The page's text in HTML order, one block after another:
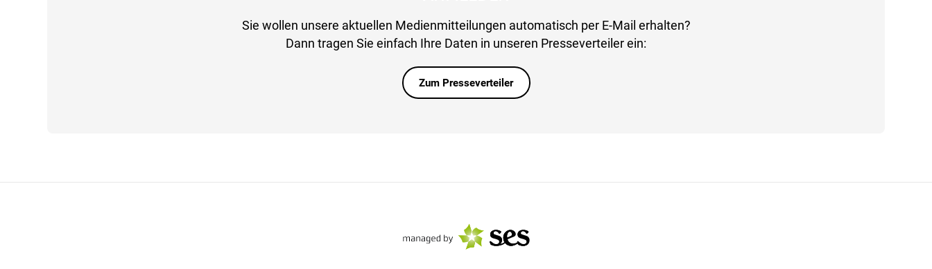
Sie wollen unsere aktuellen Medienmitteilungen automatisch per E-Mail erhalten?
Dann tragen Sie einfach Ihre Daten in unseren Presseverteiler ein:
Zum Presseverteiler